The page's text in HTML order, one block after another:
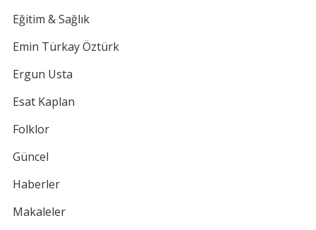
Eğitim & Sağlık
Emin Türkay Öztürk
Ergun Usta
Esat Kaplan
Folklor
Güncel
Haberler
Makaleler